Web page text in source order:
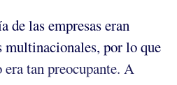
de las empresas eran
multinacionales, por lo que
tan preocupante. A